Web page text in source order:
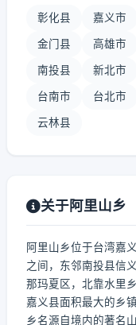
彰化县 嘉义市
金门县 高雄市
南投县 新北市
台南市 台北市
云林县
关于阿里山乡
阿里山乡位于台湾嘉
之间，东邻南投县信
那玛夏区，北靠水里
嘉义县面积最大的乡镇
乡名源自境内的著名